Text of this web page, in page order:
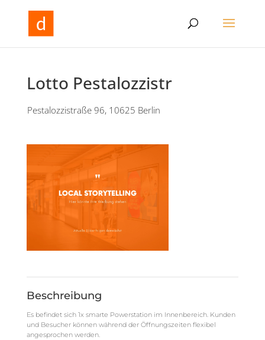
Lotto Pestalozzistr
Pestalozzistraße 96, 10625 Berlin
Beschreibung
Es befindet sich 1x smarte Powerstation im Innenbereich. Kunden
und Besucher können während der Öffnungszeiten flexibel
angesprochen werden.